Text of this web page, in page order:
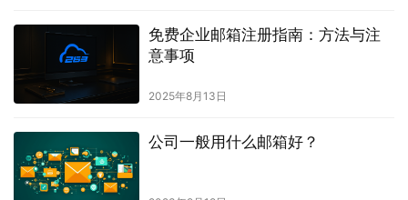
免费企业邮箱注册指南：方法与注
意事项
2025年8月13日
公司一般用什么邮箱好？